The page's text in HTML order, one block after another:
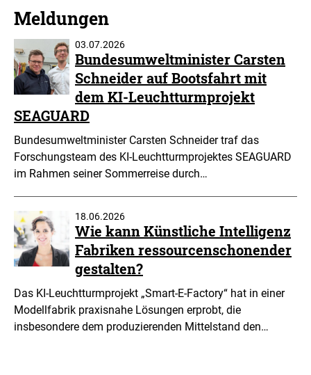
Meldungen
03.07.2026
Bundesumweltminister Carsten
Schneider auf Bootsfahrt mit
dem KI-Leuchtturmprojekt
SEAGUARD
Bundesumweltminister Carsten Schneider traf das
Forschungsteam des KI-Leuchtturmprojektes SEAGUARD
im Rahmen seiner Sommerreise durch…
18.06.2026
Wie kann Künstliche Intelligenz
Fabriken ressourcenschonender
gestalten?
Das KI-Leuchtturmprojekt „Smart-E-Factory“ hat in einer
Modellfabrik praxisnahe Lösungen erprobt, die
insbesondere dem produzierenden Mittelstand den…